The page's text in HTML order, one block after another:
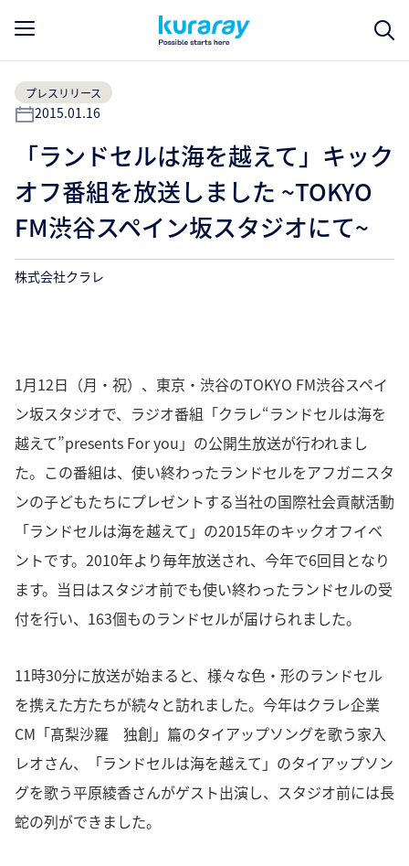
プレスリリース
2015.01.16
「ランドセルは海を越えて」キック
オフ番組を放送しました ~TOKYO
FM渋谷スペイン坂スタジオにて~
株式会社クラレ
1月12日（月・祝）、東京・渋谷のTOKYO FM渋谷スペイ
ン坂スタジオで、ラジオ番組「クラレ“ランドセルは海を
越えて”presents For you」の公開生放送が行われまし
た。この番組は、使い終わったランドセルをアフガニスタ
ンの子どもたちにプレゼントする当社の国際社会貢献活動
「ランドセルは海を越えて」の2015年のキックオフイベ
ントです。2010年より毎年放送され、今年で6回目となり
ます。当日はスタジオ前でも使い終わったランドセルの受
付を行い、163個ものランドセルが届けられました。
11時30分に放送が始まると、様々な色・形のランドセル
を携えた方たちが続々と訪れました。今年はクラレ企業
CM「髙梨沙羅 独創」篇のタイアップソングを歌う家入
レオさん、「ランドセルは海を越えて」のタイアップソン
グを歌う平原綾香さんがゲスト出演し、スタジオ前には長
蛇の列ができました。